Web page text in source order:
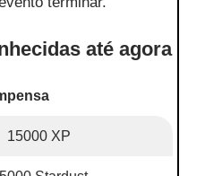
até agora
15000 XP